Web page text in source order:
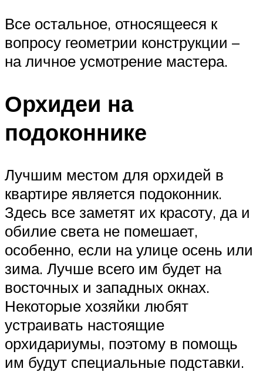
Все остальное, относящееся к
вопросу геометрии конструкции –
на личное усмотрение мастера.
Орхидеи на
подоконнике
Лучшим местом для орхидей в
квартире является подоконник.
Здесь все заметят их красоту, да и
обилие света не помешает,
особенно, если на улице осень или
зима. Лучше всего им будет на
восточных и западных окнах.
Некоторые хозяйки любят
устраивать настоящие
орхидариумы, поэтому в помощь
им будут специальные подставки.